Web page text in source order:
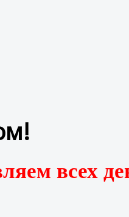
всех